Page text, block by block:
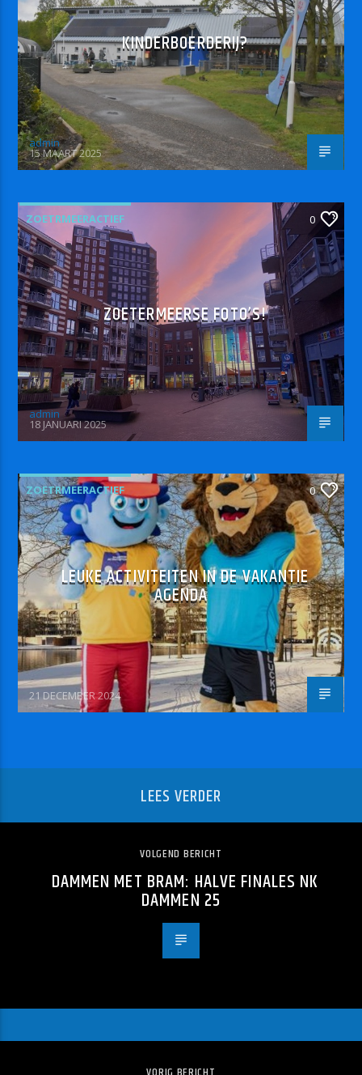
KINDERBOERDERIJ?
admin
15 MAART 2025
ZOETRMEERACTIEF 0
ZOETERMEERSE FOTO’S!
admin
18 JANUARI 2025
ZOETRMEERACTIEF 0
LEUKE ACTIVITEITEN IN DE VAKANTIE
AGENDA
21 DECEMBER 2024
LEES VERDER
VOLGEND BERICHT
DAMMEN MET BRAM: HALVE FINALES NK
DAMMEN 25